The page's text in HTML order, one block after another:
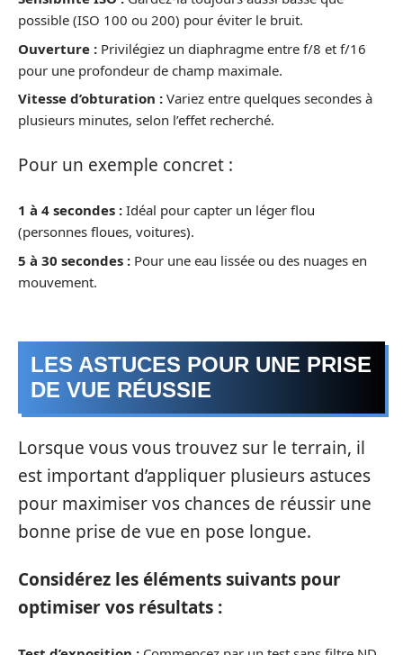
possible (ISO 100 ou 200) pour éviter le bruit.
Ouverture : Privilégiez un diaphragme entre f/8 et f/16
pour une profondeur de champ maximale.
Vitesse d’obturation : Variez entre quelques secondes à
plusieurs minutes, selon l’effet recherché.
Pour un exemple concret :
1 à 4 secondes : Idéal pour capter un léger flou
(personnes floues, voitures).
5 à 30 secondes : Pour une eau lissée ou des nuages en
mouvement.
LES ASTUCES POUR UNE PRISE
DE VUE RÉUSSIE
Lorsque vous vous trouvez sur le terrain, il
est important d’appliquer plusieurs astuces
pour maximiser vos chances de réussir une
bonne prise de vue en pose longue.
Considérez les éléments suivants pour
optimiser vos résultats :